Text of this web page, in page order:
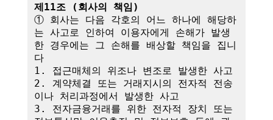
제11조 (회사의 책임)
① 회사는 다음 각호의 어느 하나에 해당하
는 사고로 인하여 이용자에게 손해가 발생
한 경우에는 그 손해를 배상할 책임을 집니
다
1. 접근매체의 위조나 변조로 발생한 사고
2. 계약체결 또는 거래지시의 전자적 전송
이나 처리과정에서 발생한 사고
3. 전자금융거래를 위한 전자적 장치 또는